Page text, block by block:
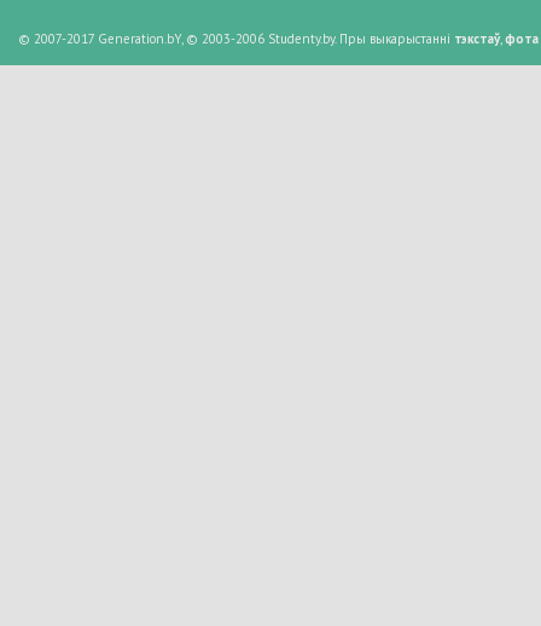
© 2007-2017 Generation.bY, © 2003-2006 Studenty.by. Пры выкарыстанні тэкстаў,фота